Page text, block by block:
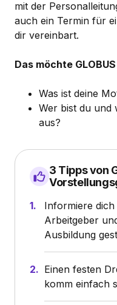
mit der
auch ein Termin für
dir vereinbart.
Das möchte
Was ist deine
Wer bist du und
aus?
3 Tipps von
Informiere dich
Arbeitgeber
Ausbildung
Einen festen
komm einfach